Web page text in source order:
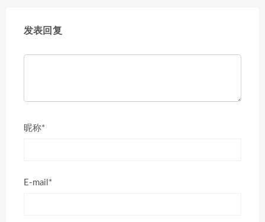
发表回复
昵称*
E-mail*